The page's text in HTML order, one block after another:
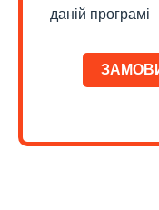
даній програмі